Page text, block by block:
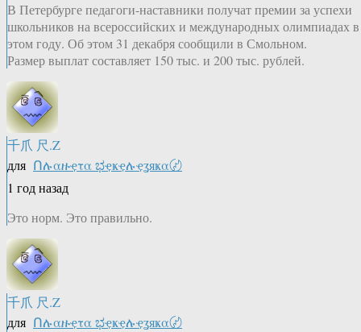
В Петербурге педагоги-наставники получат премии за успехи
школьников на всероссийских и международных олимпиадах в
этом году. Об этом 31 декабря сообщили в Смольном.
Размер выплат составляет 150 тыс. и 200 тыс. рублей.
千爪 尺.Z
для Ոሉαዙҿτα ಭҿҝҿሉҿʓяҝα〄
1 год назад
Это норм. Это правильно.
千爪 尺.Z
для Ոሉαዙҿτα ಭҿҝҿሉҿʓяҝα〄